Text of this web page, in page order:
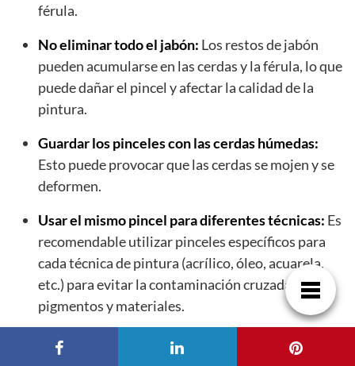
férula.
No eliminar todo el jabón: Los restos de jabón
pueden acumularse en las cerdas y la férula, lo que
puede dañar el pincel y afectar la calidad de la
pintura.
Guardar los pinceles con las cerdas húmedas:
Esto puede provocar que las cerdas se mojen y se
deformen.
Usar el mismo pincel para diferentes técnicas: Es
recomendable utilizar pinceles específicos para
cada técnica de pintura (acrílico, óleo, acuarela,
etc.) para evitar la contaminación cruzada de
pigmentos y materiales.
Olvidar tus pinceles en remojo:
No dejes tus